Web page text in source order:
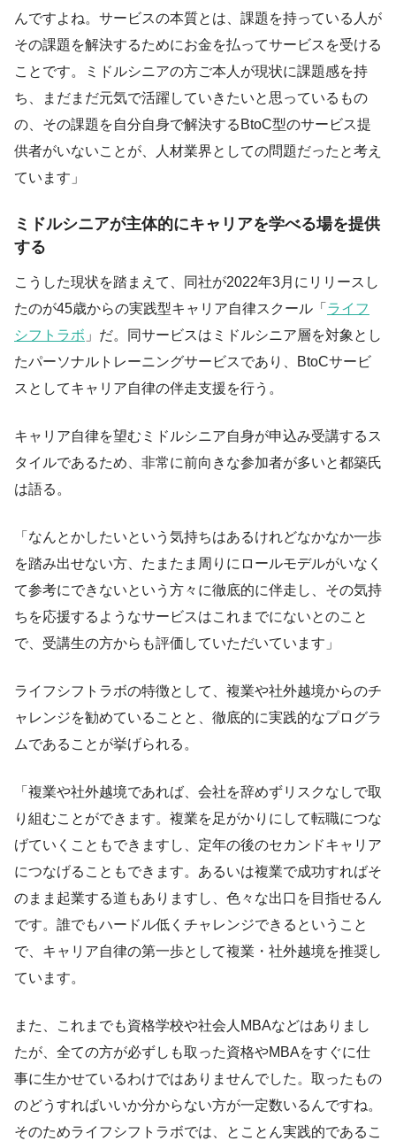
んですよね。サービスの本質とは、課題を持っている人が
その課題を解決するためにお金を払ってサービスを受ける
ことです。ミドルシニアの方ご本人が現状に課題感を持
ち、まだまだ元気で活躍していきたいと思っているもの
の、その課題を自分自身で解決するBtoC型のサービス提
供者がいないことが、人材業界としての問題だったと考え
ています」
ミドルシニアが主体的にキャリアを学べる場を提供
する
こうした現状を踏まえて、同社が2022年3月にリリースし
たのが45歳からの実践型キャリア自律スクール「 ライフ
シフトラボ 」だ。同サービスはミドルシニア層を対象とし
たパーソナルトレーニングサービスであり、BtoCサービ
スとしてキャリア自律の伴走支援を行う。
キャリア自律を望むミドルシニア自身が申込み受講するス
タイルであるため、非常に前向きな参加者が多いと都築氏
は語る。
「なんとかしたいという気持ちはあるけれどなかなか一歩
を踏み出せない方、たまたま周りにロールモデルがいなく
て参考にできないという方々に徹底的に伴走し、その気持
ちを応援するようなサービスはこれまでにないとのこと
で、受講生の方からも評価していただいています」
ライフシフトラボの特徴として、複業や社外越境からのチ
ャレンジを勧めていることと、徹底的に実践的なプログラ
ムであることが挙げられる。
「複業や社外越境であれば、会社を辞めずリスクなしで取
り組むことができます。複業を足がかりにして転職につな
げていくこともできますし、定年の後のセカンドキャリア
につなげることもできます。あるいは複業で成功すればそ
のまま起業する道もありますし、色々な出口を目指せるん
です。誰でもハードル低くチャレンジできるということ
で、キャリア自律の第一歩として複業・社外越境を推奨し
ています。
また、これまでも資格学校や社会人MBAなどはありまし
たが、全ての方が必ずしも取った資格やMBAをすぐに仕
事に生かせているわけではありませんでした。取ったもの
のどうすればいいか分からない方が一定数いるんですね。
そのためライフシフトラボでは、とことん実践的であるこ